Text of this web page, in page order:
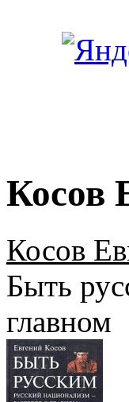
Косов
Косов
Быть
главном